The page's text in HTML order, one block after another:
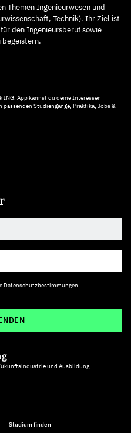
Themen Ingenieurwesen und
Technik). Ihr Ziel ist
den Ingenieursberuf sowie
begeistern.
App kannst du deine Interessen
passenden Studiengänge, Praktika, Jobs &
Datenschutzbestimmungen
und Ausbildung
Studium finden